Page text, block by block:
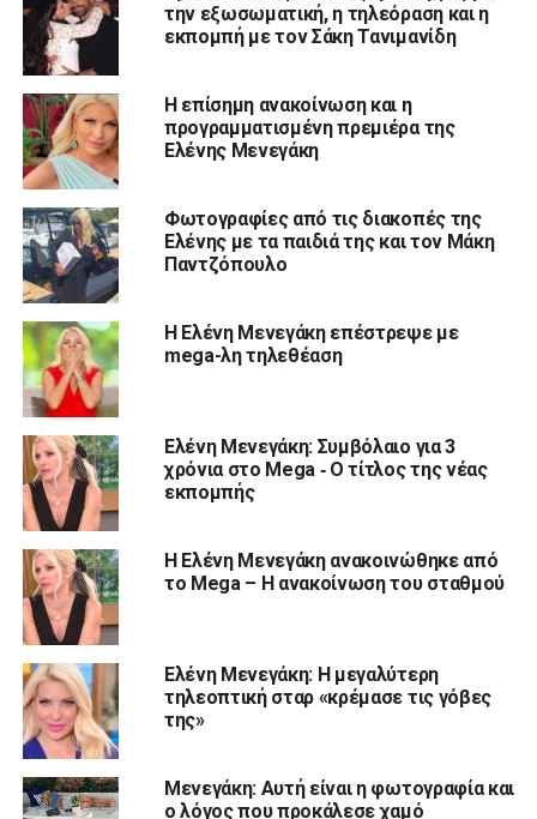
την εξωσωματική, η τηλεόραση και η
εκπομπή με τον Σάκη Τανιμανίδη
Η επίσημη ανακοίνωση και η
προγραμματισμένη πρεμιέρα της
Ελένης Μενεγάκη
Φωτογραφίες από τις διακοπές της
Ελένης με τα παιδιά της και τον Μάκη
Παντζόπουλο
Η Ελένη Μενεγάκη επέστρεψε με
mega-λη τηλεθέαση
Ελένη Μενεγάκη: Συμβόλαιο για 3
χρόνια στο Mega ‑ O τίτλος της νέας
εκπομπής
Η Ελένη Μενεγάκη ανακοινώθηκε από
το Mega – Η ανακοίνωση του σταθμού
Ελένη Μενεγάκη: Η μεγαλύτερη
τηλεοπτική σταρ «κρέμασε τις γόβες
της»
Μενεγάκη: Αυτή είναι η φωτογραφία και
ο λόγος που προκάλεσε χαμό